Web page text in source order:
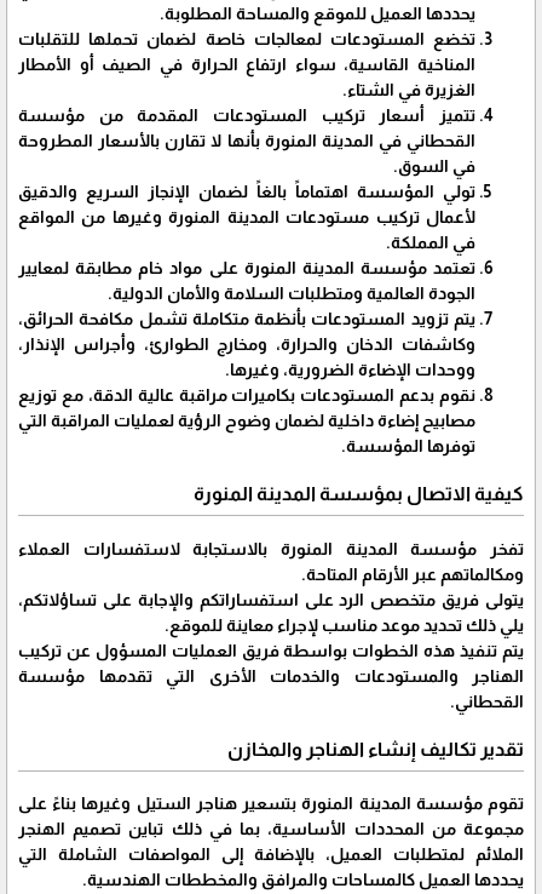
يحددها العميل للموقع والمساحة المطلوبة.
تخضع المستودعات لمعالجات خاصة لضمان تحملها للتقلبات
المناخية القاسية، سواء ارتفاع الحرارة في الصيف أو الأمطار
الغزيرة في الشتاء.
تتميز أسعار تركيب المستودعات المقدمة من مؤسسة
القحطاني في المدينة المنورة بأنها لا تقارن بالأسعار المطروحة
في السوق.
تولي المؤسسة اهتماماً بالغاً لضمان الإنجاز السريع والدقيق
لأعمال تركيب مستودعات المدينة المنورة وغيرها من المواقع
في المملكة.
تعتمد مؤسسة المدينة المنورة على مواد خام مطابقة لمعايير
الجودة العالمية ومتطلبات السلامة والأمان الدولية.
يتم تزويد المستودعات بأنظمة متكاملة تشمل مكافحة الحرائق،
وكاشفات الدخان والحرارة، ومخارج الطوارئ، وأجراس الإنذار،
ووحدات الإضاءة الضرورية، وغيرها.
نقوم بدعم المستودعات بكاميرات مراقبة عالية الدقة، مع توزيع
مصابيح إضاءة داخلية لضمان وضوح الرؤية لعمليات المراقبة التي
توفرها المؤسسة.
كيفية الاتصال بمؤسسة المدينة المنورة
تفخر مؤسسة المدينة المنورة بالاستجابة لاستفسارات العملاء
ومكالماتهم عبر الأرقام المتاحة.
يتولى فريق متخصص الرد على استفساراتكم والإجابة على تساؤلاتكم،
يلي ذلك تحديد موعد مناسب لإجراء معاينة للموقع.
يتم تنفيذ هذه الخطوات بواسطة فريق العمليات المسؤول عن تركيب
الهناجر والمستودعات والخدمات الأخرى التي تقدمها مؤسسة
القحطاني.
تقدير تكاليف إنشاء الهناجر والمخازن
تقوم مؤسسة المدينة المنورة بتسعير هناجر الستيل وغيرها بناءً على
مجموعة من المحددات الأساسية، بما في ذلك تباين تصميم الهنجر
الملائم لمتطلبات العميل، بالإضافة إلى المواصفات الشاملة التي
يحددها العميل كالمساحات والمرافق والمخططات الهندسية.